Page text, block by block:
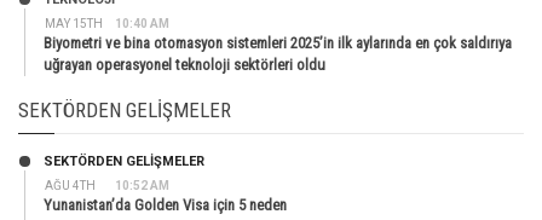
MAY 15TH 10:40 AM
Biyometri ve bina otomasyon sistemleri 2025’in ilk aylarında en çok saldırıya
uğrayan operasyonel teknoloji sektörleri oldu
SEKTÖRDEN GELIŞMELER
AĞU 4TH 10:52 AM
SEKTÖRDEN GELIŞMELER
Yunanistan’da Golden Visa için 5 neden